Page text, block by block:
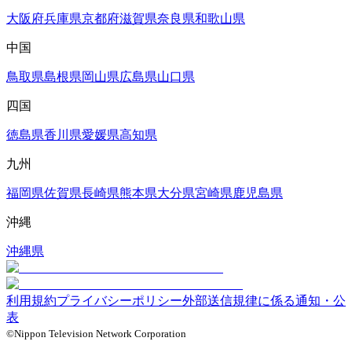
大阪府兵庫県京都府滋賀県奈良県和歌山県
中国
鳥取県島根県岡山県広島県山口県
四国
徳島県香川県愛媛県高知県
九州
福岡県佐賀県長崎県熊本県大分県宮崎県鹿児島県
沖縄
沖縄県
利用規約プライバシーポリシー外部送信規律に係る通知・公
表
©Nippon Television Network Corporation